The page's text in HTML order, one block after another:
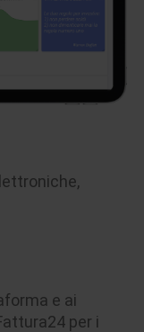
e ai
per i